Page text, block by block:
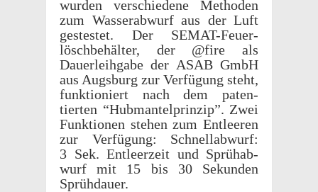
wurden verschiedene Meth­o­den
zum Wasser­ab­wurf aus der Luft
gestestet. Der SEMAT-Feuer­
löschbe­häl­ter, der @fire als
Dauer­lei­h­gabe der ASAB GmbH
aus Augs­burg zur Verfü­gung steht,
funk­tion­iert nach dem paten­
tierten “Hubman­tel­prinzip”. Zwei
Funk­tio­nen stehen zum Entleeren
zur Verfü­gung: Schnellab­wurf:
3 Sek. Entleerzeit und Sprühab­
wurf mit 15 bis 30 Sekun­den
Sprühdauer.